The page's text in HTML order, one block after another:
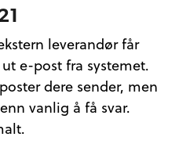
leverandør får
e-post fra systemet.
dere sender, men
vanlig å få svar.